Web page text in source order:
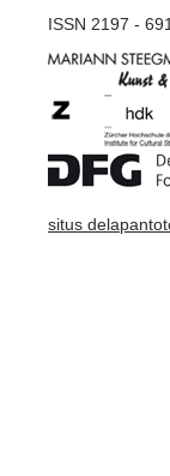
ISSN 2197 -
situs